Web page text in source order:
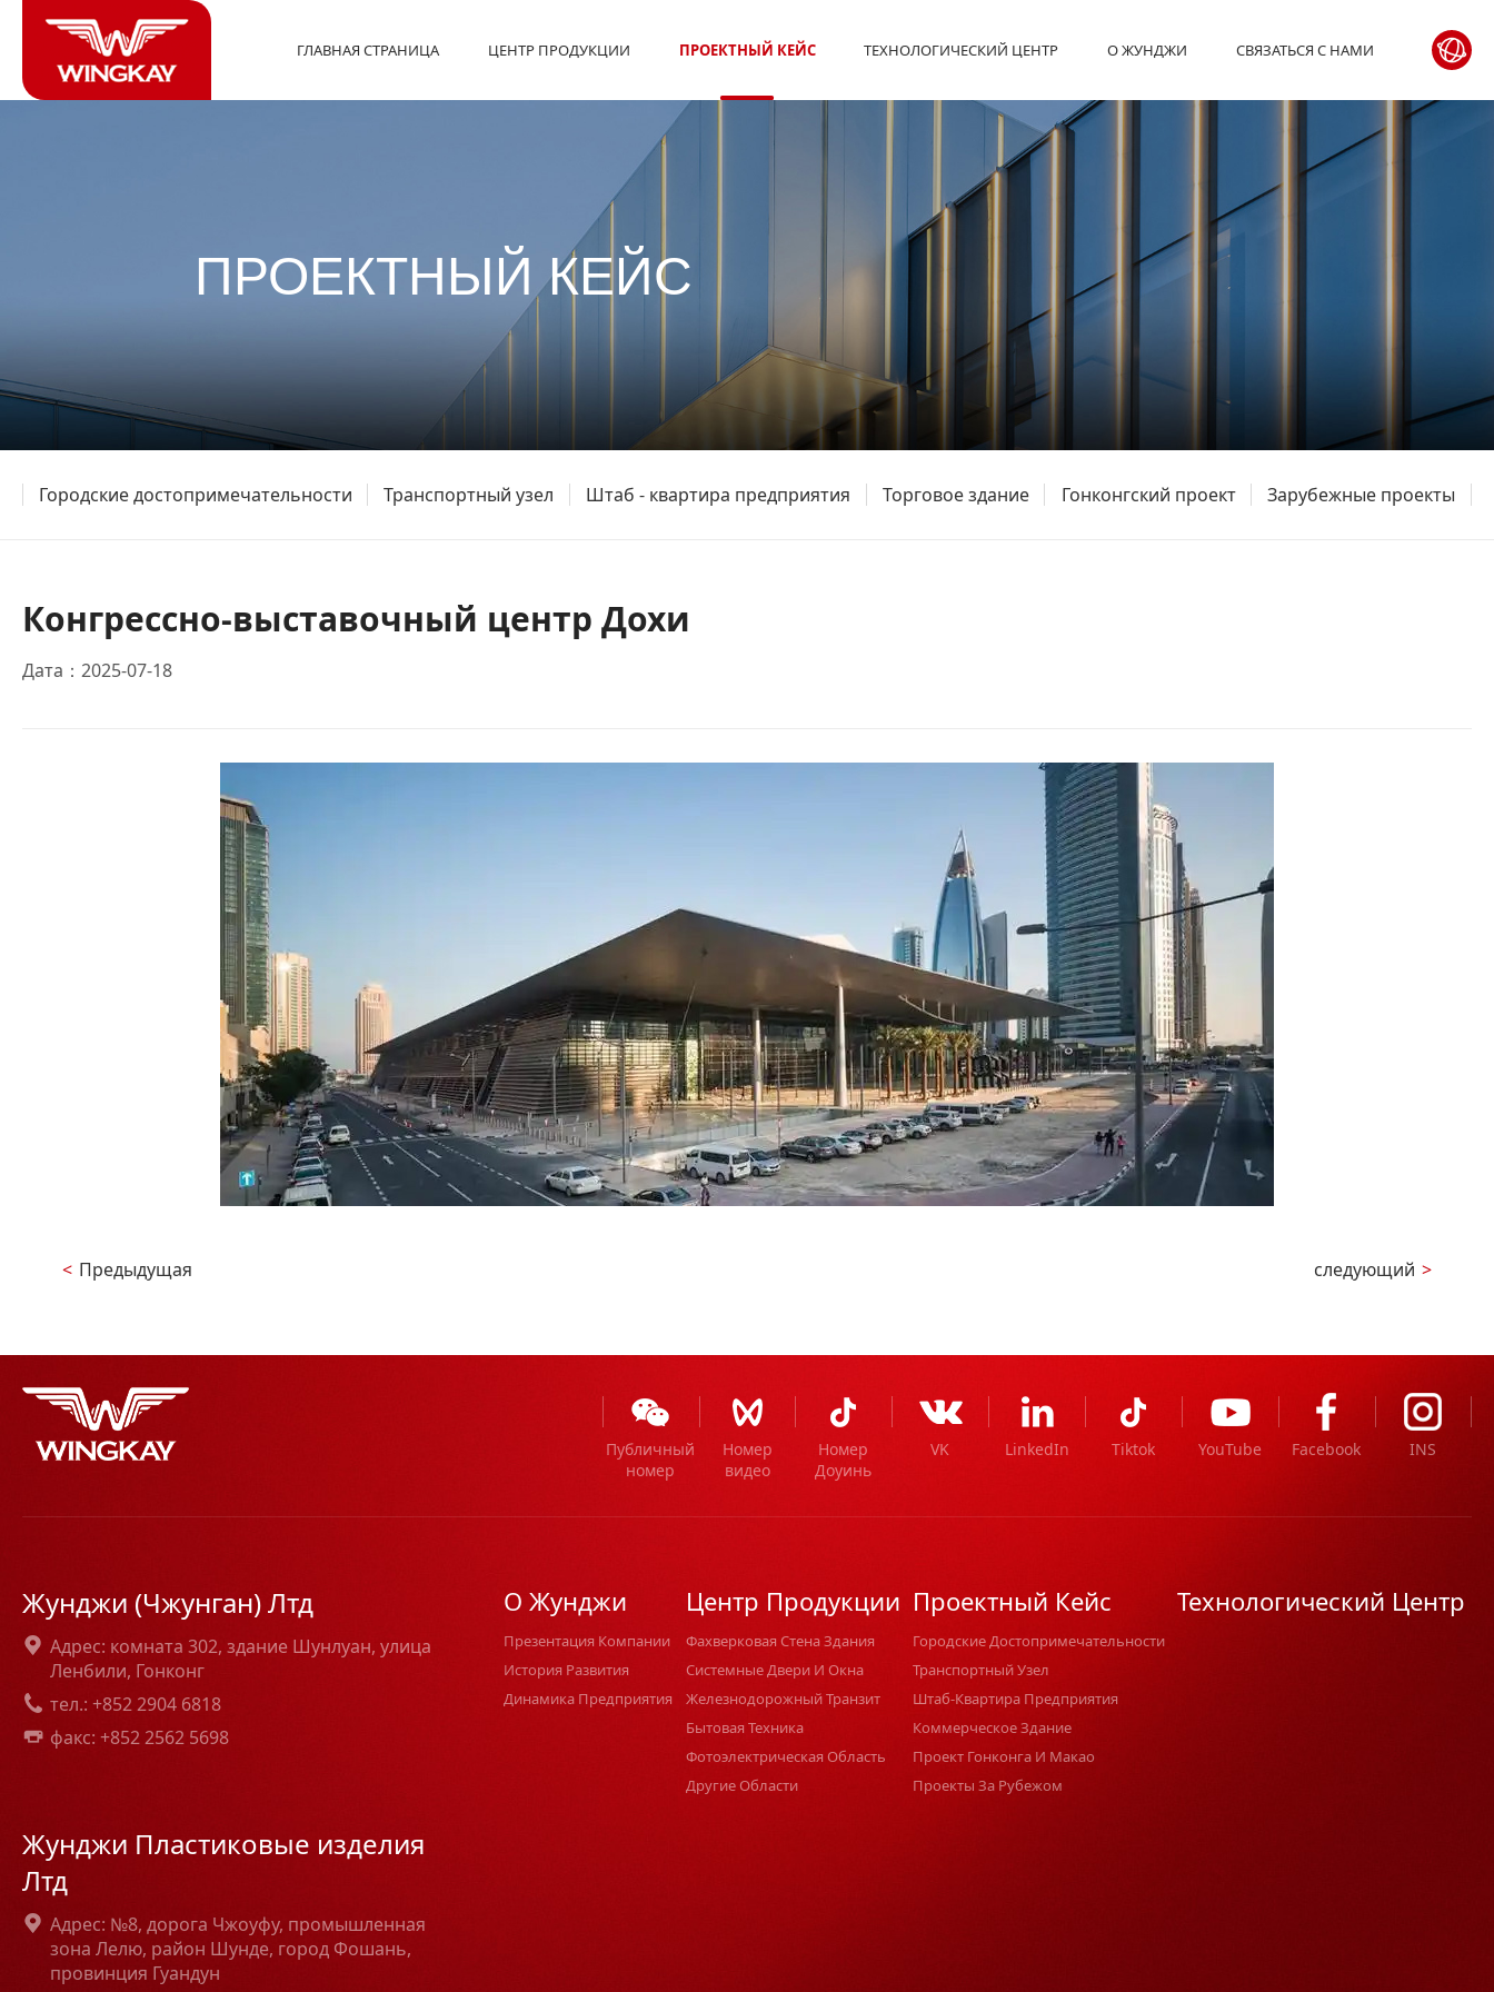
ГЛАВНАЯ СТРАНИЦА ЦЕНТР ПРОДУКЦИИ ПРОЕКТНЫЙ КЕЙС ТЕХНОЛОГИЧЕСКИЙ ЦЕНТР О ЖУНДЖИ СВЯЗАТЬСЯ С НАМИ
ПРОЕКТНЫЙ КЕЙС
Городские достопримечательности Транспортный узел Штаб - квартира предприятия Торговое здание Гонконгский проект Зарубежные проекты
Конгрессно-выставочный центр Дохи
Дата：2025-07-18
< Предыдущая следующий >
Публичный
номер
Номер
видео
Номер
Доуинь
VK LinkedIn Tiktok YouTube Facebook INS
Жунджи (Чжунган) Лтд
Адрес: комната 302, здание Шунлуан, улица
Ленбили, Гонконг
тел.: +852 2904 6818
факс: +852 2562 5698
Жунджи Пластиковые изделия
Лтд
Адрес: №8, дорога Чжоуфу, промышленная
зона Лелю, район Шунде, город Фошань,
провинция Гуандун
О Жунджи
Презентация Компании
История Развития
Динамика Предприятия
Центр Продукции
Фахверковая Стена Здания
Системные Двери И Окна
Железнодорожный Транзит
Бытовая Техника
Фотоэлектрическая Область
Другие Области
Проектный Кейс
Городские Достопримечательности
Транспортный Узел
Штаб-Квартира Предприятия
Коммерческое Здание
Проект Гонконга И Макао
Проекты За Рубежом
Технологический Центр